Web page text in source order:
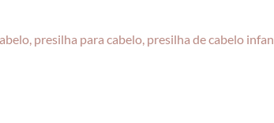
presilha para cabelo, presilha de cabelo